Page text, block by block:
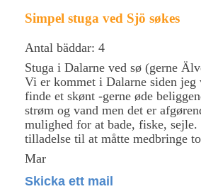
Simpel stuga ved Sjö søkes
Antal bäddar: 4
Stuga i Dalarne ved sø (gerne
Vi er kommet i Dalarne siden
finde et skønt -gerne øde
strøm og vand men det er
mulighed for at bade, fiske,
tilladelse til at måtte medbringe
Mar
Skicka ett mail